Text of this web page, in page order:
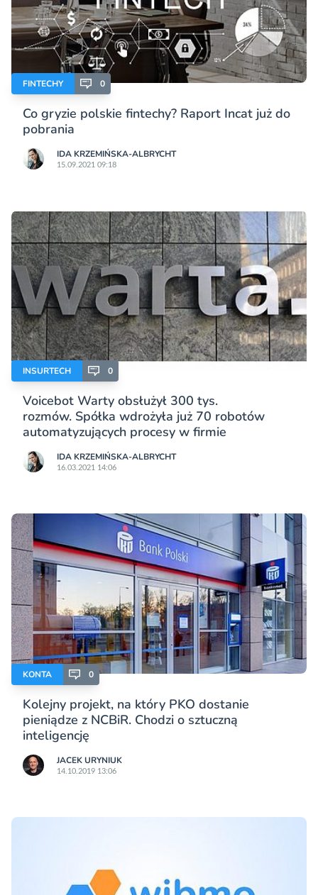
FINTECHY 0
Co gryzie polskie fintechy? Raport Incat już do
pobrania
IDA KRZEMIŃSKA-ALBRYCHT
15.09.2021 09:18
INSURTECH 0
Voicebot Warty obsłużył 300 tys.
rozmów. Spółka wdrożyła już 70 robotów
automatyzujących procesy w firmie
IDA KRZEMIŃSKA-ALBRYCHT
16.03.2021 14:06
KONTA 0
Kolejny projekt, na który PKO dostanie
pieniądze z NCBiR. Chodzi o sztuczną
inteligencję
JACEK URYNIUK
14.10.2019 13:06